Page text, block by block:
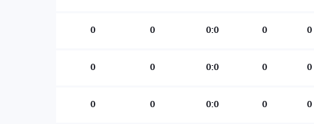
0
0
0:0
0
0
0
0
0:0
0
0
0
0
0:0
0
0